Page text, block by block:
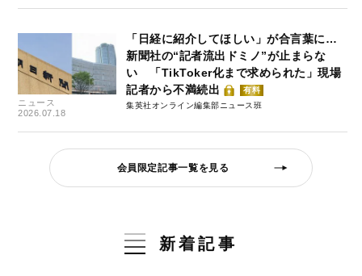
ニュース
2026.07.18
「日経に紹介してほしい」が合言葉に…
新聞社の“記者流出ドミノ”が止まらな
い 「TikToker化まで求められた」現場
記者から不満続出
有料
集英社オンライン編集部ニュース班
会員限定記事一覧を見る
新着記事